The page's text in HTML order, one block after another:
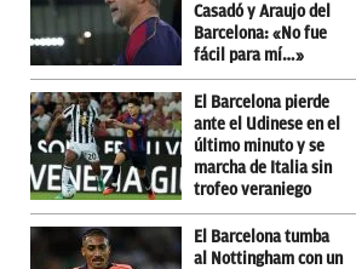
Casadó y Araujo del
Barcelona: «No fue
fácil para mí…»
El Barcelona pierde
ante el Udinese en el
último minuto y se
marcha de Italia sin
trofeo veraniego
El Barcelona tumba
al Nottingham con un